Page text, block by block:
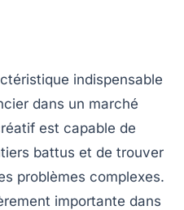
indispensable
dans un marché
est capable de
battus et de trouver
problèmes complexes.
importante dans